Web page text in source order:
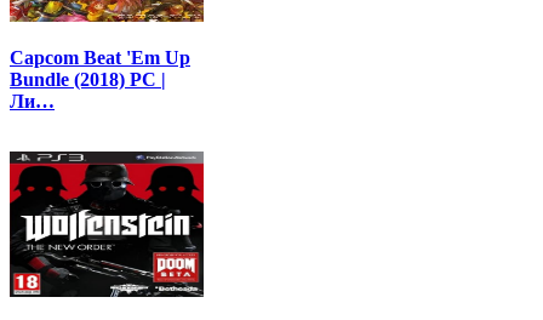
Capcom Beat 'Em Up
Bundle (2018) PC |
Ли…